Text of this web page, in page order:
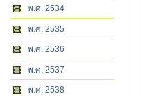
พ.ศ. 2534
พ.ศ. 2535
พ.ศ. 2536
พ.ศ. 2537
พ.ศ. 2538